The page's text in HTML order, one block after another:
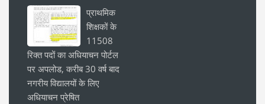
प्राथमिक
शिक्षकों के
11508
रिक्त पदों का अधियाचन पोर्टल
पर अपलोड, करीब 30 वर्ष बाद
नगरीय विद्यालयों के लिए
अधियाचन प्रेषित